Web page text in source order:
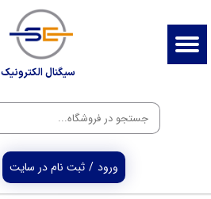
ورود / ثبت نام در سایت
حساب کاربری من
خروج از حساب کاربری
سیگنال الکترونیک